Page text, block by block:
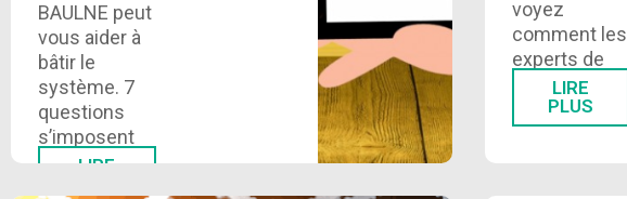
BAULNE peut
vous aider à
bâtir le
système. 7
questions
s’imposent
avant de
LIRE
voyez
comment les
experts de
BAULNE
peuvent vous
aider dans
LIRE
PLUS